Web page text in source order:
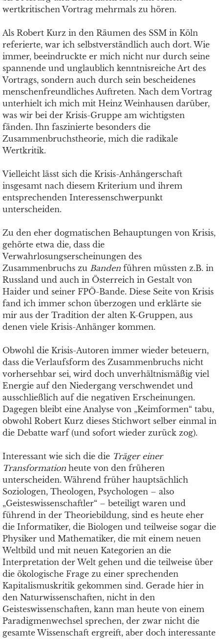
wertkritischen Vortrag mehrmals zu hören.
Als Robert Kurz in den Räumen des SSM in Köln
referierte, war ich selbstverständlich auch dort. Wie
immer, beeindruckte er mich nicht nur durch seine
spannende und unglaublich kenntnisreiche Art des
Vortrags, sondern auch durch sein bescheidenes
menschenfreundliches Auftreten. Nach dem Vortrag
unterhielt ich mich mit Heinz Weinhausen darüber,
was wir bei der Krisis-Gruppe am wichtigsten
fänden. Ihn faszinierte besonders die
Zusammenbruchstheorie, mich die radikale
Wertkritik.
Vielleicht lässt sich die Krisis-Anhängerschaft
insgesamt nach diesem Kriterium und ihrem
entsprechenden Interessenschwerpunkt
unterscheiden.
Zu den eher dogmatischen Behauptungen von Krisis,
gehörte etwa die, dass die
Verwahrlosungserscheinungen des
Zusammenbruchs zu Banden führen müssten z.B. in
Russland und auch in Österreich in Gestalt von
Haider und seiner FPÖ-Bande. Diese Seite von Krisis
fand ich immer schon überzogen und erklärte sie
mir aus der Tradition der alten K-Gruppen, aus
denen viele Krisis-Anhänger kommen.
Obwohl die Krisis-Autoren immer wieder beteuern,
dass die Verlaufsform des Zusammenbruchs nicht
vorhersehbar sei, wird doch unverhältnismäßig viel
Energie auf den Niedergang verschwendet und
ausschließlich auf die negativen Erscheinungen.
Dagegen bleibt eine Analyse von „Keimformen“ tabu,
obwohl Robert Kurz dieses Stichwort selber einmal in
die Debatte warf (und sofort wieder zurück zog).
Interessant wie sich die die Träger einer
Transformation heute von den früheren
unterscheiden. Während früher hauptsächlich
Soziologen, Theologen, Psychologen – also
„Geisteswissenschaftler“ – beteiligt waren und
führend in der Theoriebildung, sind es heute eher
die Informatiker, die Biologen und teilweise sogar die
Physiker und Mathematiker, die mit einem neuen
Weltbild und mit neuen Kategorien an die
Interpretation der Welt gehen und die teilweise über
die ökologische Frage zu einer sprechenden
Kapitalismuskritik gekommen sind. Gerade hier in
den Naturwissenschaften, nicht in den
Geisteswissenschaften, kann man heute von einem
Paradigmenwechsel sprechen, der zwar nicht die
gesamte Wissenschaft ergreift, aber doch interessante